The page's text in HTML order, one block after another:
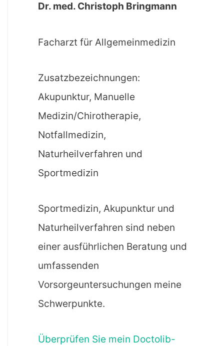
Dr. med. Christoph Bringmann
Facharzt für Allgemeinmedizin
Zusatzbezeichnungen:
Akupunktur, Manuelle
Medizin/Chirotherapie,
Notfallmedizin,
Naturheilverfahren und
Sportmedizin
Sportmedizin, Akupunktur und
Naturheilverfahren sind neben
einer ausführlichen Beratung und
umfassenden
Vorsorgeuntersuchungen meine
Schwerpunkte.
Überprüfen Sie mein Doctolib-